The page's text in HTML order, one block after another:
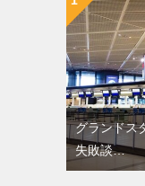
グランドス
失敗談…